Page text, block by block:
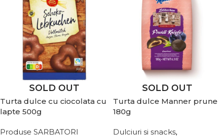
SOLD OUT
Turta dulce cu ciocolata cu
lapte 500g
Produse SARBATORI
SOLD OUT
Turta dulce Manner prune
180g
Dulciuri si snacks,